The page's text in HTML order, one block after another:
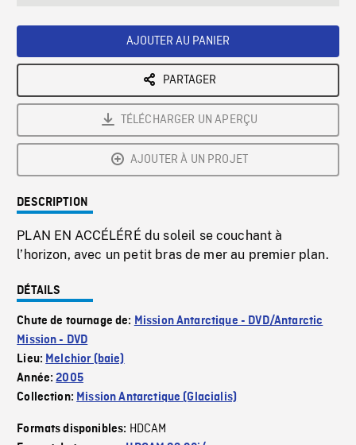
AJOUTER AU PANIER
PARTAGER
TÉLÉCHARGER UN APERÇU
AJOUTER À UN PROJET
DESCRIPTION
PLAN EN ACCÉLÉRÉ du soleil se couchant à
l’horizon, avec un petit bras de mer au premier plan.
DÉTAILS
Chute de tournage de: Mission Antarctique - DVD/Antarctic
Mission - DVD
Lieu: Melchior (baie)
Année:2005
Collection: Mission Antarctique (Glacialis)
Formats disponibles: HDCAM